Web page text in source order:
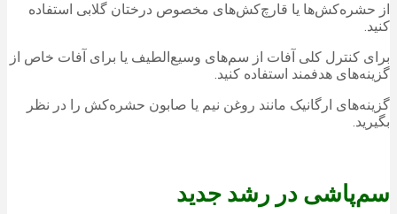
از حشره‌کش‌ها یا قارچ‌کش‌های مخصوص درختان گلابی استفاده
کنید.
برای کنترل کلی آفات از سم‌های وسیع‌الطیف یا برای آفات خاص از
گزینه‌های هدفمند استفاده کنید.
گزینه‌های ارگانیک مانند روغن نیم یا صابون حشره‌کش را در نظر
بگیرید.
سم‌پاشی در رشد جدید